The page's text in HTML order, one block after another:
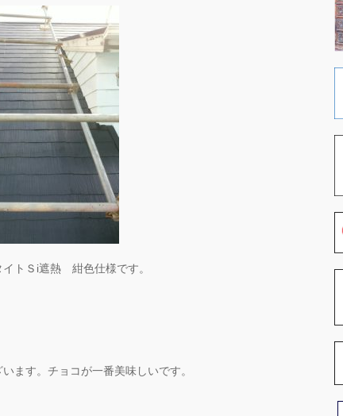
トＳi遮熱 紺色仕様です。
ます。チョコが一番美味しいです。